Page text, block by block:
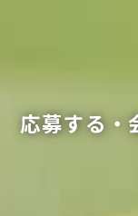
応募する・